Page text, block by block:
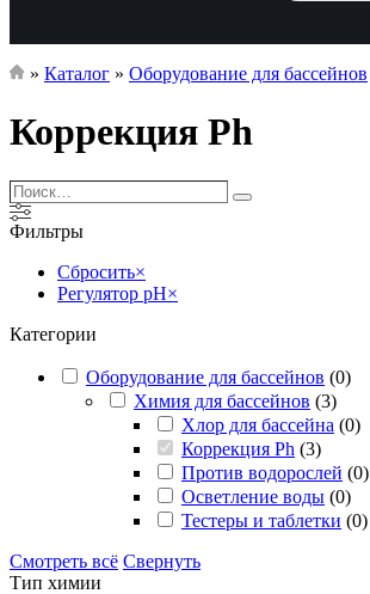
» Каталог » Оборудование для бассейнов
Коррекция Ph
Поиск…
Поиск
Фильтры
Сбросить×
Регулятор pH×
Категории
Оборудование для бассейнов (0)
Химия для бассейнов (3)
Хлор для бассейна (0)
Коррекция Ph (3)
Против водорослей (0)
Осветление воды (0)
Тестеры и таблетки (0)
Смотреть всё Свернуть
Тип химии